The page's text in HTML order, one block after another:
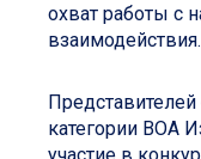
охват работы с
взаимодействия.
категории ВОА